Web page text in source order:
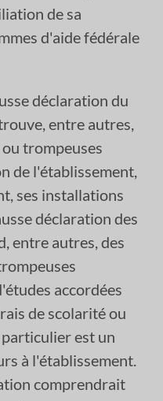
de sa
d'aide fédérale
déclaration du
entre autres,
trompeuses
de l'établissement,
ses installations
déclaration des
entre autres, des
accordées
de scolarité ou
est un
à l'établissement.
comprendrait